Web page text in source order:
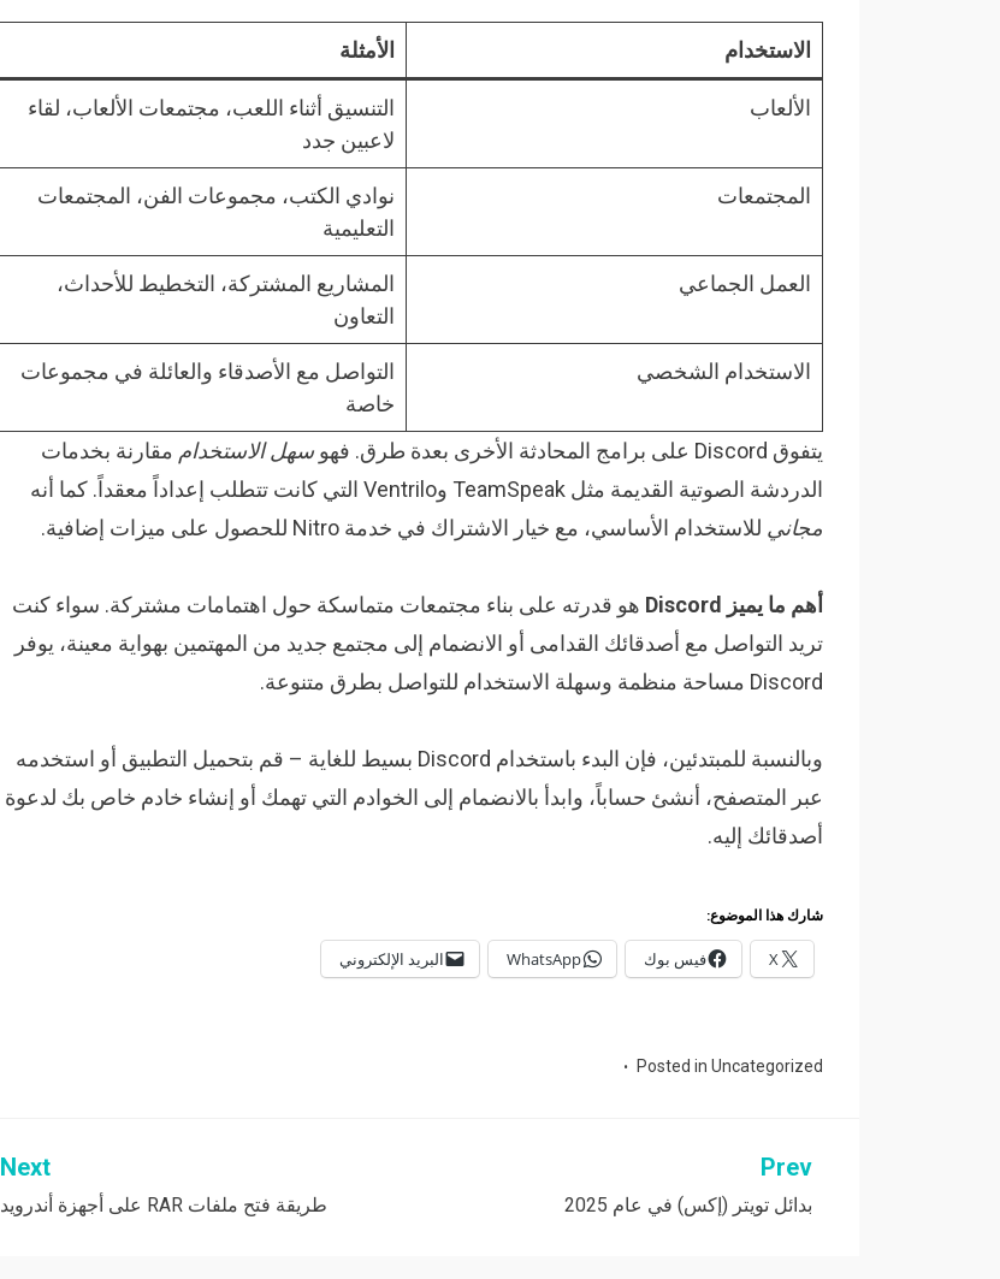
الاستخدام الأمثلة
الألعاب
التنسيق أثناء اللعب، مجتمعات الألعاب، لقاء
لاعبين جدد
المجتمعات
نوادي الكتب، مجموعات الفن، المجتمعات
التعليمية
العمل الجماعي
المشاريع المشتركة، التخطيط للأحداث،
التعاون
الاستخدام الشخصي
التواصل مع الأصدقاء والعائلة في مجموعات
خاصة
يتفوق Discord على برامج المحادثة الأخرى بعدة طرق. فهو
سهل الاستخدام مقارنة بخدمات
الدردشة الصوتية القديمة مثل TeamSpeak وVentrilo التي كانت تتطلب إعداداً معقداً. كما أنه
مجاني للاستخدام الأساسي، مع خيار الاشتراك في خدمة Nitro للحصول على ميزات إضافية.
أهم ما يميز Discord
هو قدرته على بناء مجتمعات متماسكة حول اهتمامات مشتركة. سواء كنت
تريد التواصل مع أصدقائك القدامى أو الانضمام إلى مجتمع جديد من المهتمين بهواية معينة، يوفر
Discord مساحة منظمة وسهلة الاستخدام للتواصل بطرق متنوعة.
وبالنسبة للمبتدئين، فإن البدء باستخدام Discord بسيط للغاية – قم بتحميل التطبيق أو استخدمه
عبر المتصفح، أنشئ حساباً، وابدأ بالانضمام إلى الخوادم التي تهمك أو إنشاء خادم خاص بك لدعوة
أصدقائك إليه.
شارك هذا الموضوع:
X فيس بوك WhatsApp البريد الإلكتروني
Posted in Uncategorized
تصفّح
المقالات
Prev
بدائل تويتر (إكس) في عام 2025
Next
طريقة فتح ملفات RAR على أجهزة أندرويد